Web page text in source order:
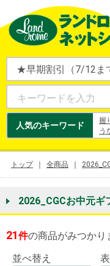
人気のキーワード 握
う
お
お
トップ 全商品
2026_CGCお中元ギ
21件の商品がみつかり
並べ替え